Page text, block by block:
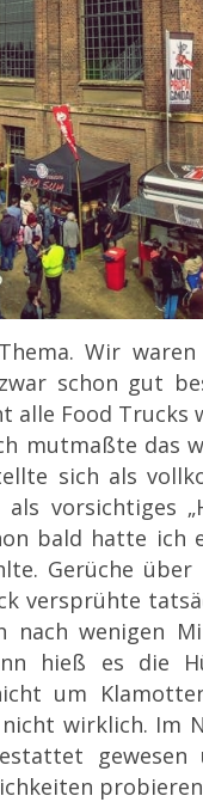
Wir
schon gut
alle Food Trucks
mutmaßte das
sich als
als vorsichtiges
bald hatte ich
Gerüche
versprühte
nach wenigen
hieß es die
um
wirklich. Im